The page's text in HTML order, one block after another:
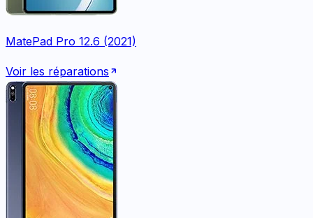
MatePad Pro 12.6 (2021)
Voir les réparations